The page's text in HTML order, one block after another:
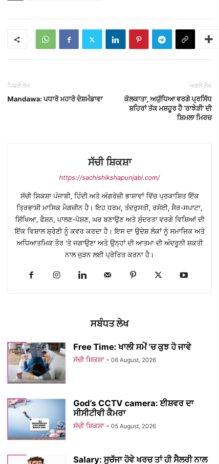
ਪਿਛਲੇ ਲੇਖ
Mandawa: ਪਧਾਰੋ ਮਹਾਰੋ ਦੇਸ਼ਮੰਡਾਵਾ
ਅਗਲੇ ਲੇਖ
ਕੋਲਕਾਤਾ, ਅਯੁੱਧਿਆ ਵਰਗੇ ਪ੍ਰਸਿੱਧ
ਸ਼ਹਿਰਾਂ ਤੱਕ ਮਸ਼ਹੂਰ ਹੈ ‘ਰਾਝੇੜੀ’ ਦੀ
ਸ਼ਿਮਲਾ ਮਿਰਚ
ਸੱਚੀ ਸ਼ਿਕਸ਼ਾ
https://sachishikshapunjabi.com/
ਸੱਚੀ ਸ਼ਿਕਸ਼ਾ ਪੰਜਾਬੀ, ਹਿੰਦੀ ਅਤੇ ਅੰਗਰੇਜ਼ੀ ਭਾਸ਼ਾਵਾਂ ਵਿੱਚ ਪ੍ਰਕਾਸ਼ਿਤ ਇੱਕ
ਤ੍ਰਿਭਾਸ਼ੀ ਮਾਸਿਕ ਮੈਗਜ਼ੀਨ ਹੈ। ਇਹ ਧਰਮ, ਤੰਦਰੁਸਤੀ, ਰਸੋਈ, ਸੈਰ-ਸਪਾਟਾ,
ਸਿੱਖਿਆ, ਫੈਸ਼ਨ, ਪਾਲਣ-ਪੋਸ਼ਣ, ਘਰ ਬਣਾਉਣ ਅਤੇ ਸੁੰਦਰਤਾ ਵਰਗੇ ਵਿਸ਼ਿਆਂ ਦੀ
ਇੱਕ ਵਿਸ਼ਾਲ ਸ਼੍ਰੇਣੀ ਨੂੰ ਕਵਰ ਕਰਦਾ ਹੈ। ਇਸ ਦਾ ਉਦੇਸ਼ ਲੋਕਾਂ ਨੂੰ ਸਮਾਜਿਕ ਅਤੇ
ਅਧਿਆਤਮਿਕ ਤੌਰ 'ਤੇ ਜਗਾਉਣਾ ਅਤੇ ਉਨ੍ਹਾਂ ਦੀ ਆਤਮਾ ਦੀ ਅੰਦਰੂਨੀ ਸ਼ਕਤੀ
ਨਾਲ ਜੁੜਨ ਲਈ ਪ੍ਰੇਰਿਤ ਕਰਨਾ ਹੈ।
ਸਬੰਧਤ ਲੇਖ
Free Time: ਖਾਲੀ ਸਮੇਂ ’ਚ ਕੁਝ ਹੋ ਜਾਵੇ
ਸੱਚੀ ਸ਼ਿਕਸ਼ਾ - 06 August, 2026
God’s CCTV camera: ਈਸ਼ਵਰ ਦਾ
ਸੀਸੀਟੀਵੀ ਕੈਮਰਾ
ਸੱਚੀ ਸ਼ਿਕਸ਼ਾ - 05 August, 2026
Salary: ਸੁਚੱਜਾ ਹੋਵੇ ਖਰਚ ਤਾਂ ਹੀ ਸੈਲਰੀ ਨਾਲ